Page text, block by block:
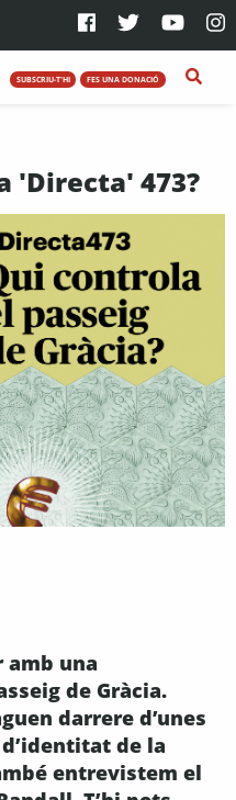
SUBSCRIU-T'HI FES UNA DONACIÓ
'Directa' 473?
amb una
de Gràcia.
darrere d’unes
de la
entrevistem el